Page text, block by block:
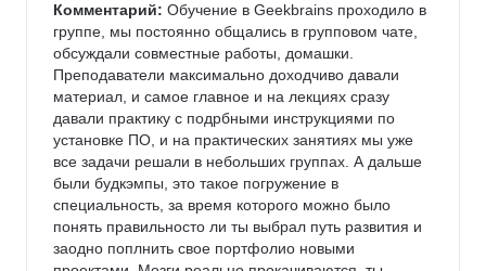
комьюнити студентов, которое они для нас
сделали, появилось много новых знакомств по
профессии! Очень надеюсь в ближайшее время
пройти весь курс и добиться больших успехов на
работе!
Комментарий: Обучение в Geekbrains проходило в
группе, мы постоянно общались в групповом чате,
обсуждали совместные работы, домашки.
Преподаватели максимально доходчиво давали
материал, и самое главное и на лекциях сразу
давали практику с подрбными инструкциями по
установке ПО, и на практических занятиях мы уже
все задачи решали в небольших группах. А дальше
были будкэмпы, это такое погружение в
специальность, за время которого можно было
понять правильносто ли ты выбрал путь развития и
заодно поплнить свое портфолио новыми